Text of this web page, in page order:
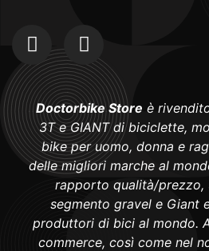
Doctorbike Store è
3T e GIANT di biciclette,
bike per uomo, donna e
delle migliori marche al
rapporto qualità/prezzo,
segmento gravel e Giant
produttori di bici al mondo.
commerce, così come nel